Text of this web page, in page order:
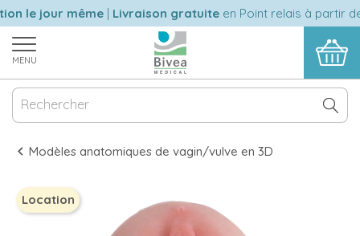
le jour même|Livraison gratuiteen Point relais à partir de
MENU
Modèles anatomiques de vagin/vulve en 3D
Location